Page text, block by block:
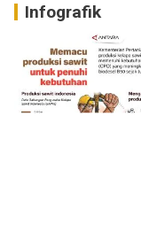
Infografik